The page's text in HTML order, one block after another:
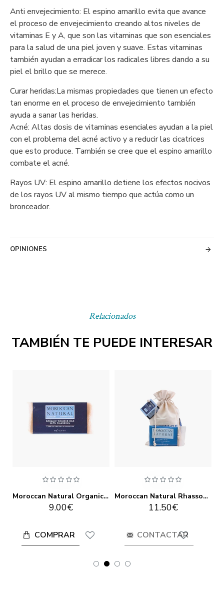
Relacionados
TAMBIÉN TE PUEDE INTERESAR
Moroccan Natural Organic Wonder with Rassoul 100g
9.00€
COMPRAR
Moroccan Natural Rhassoul Clay 250g
11.50€
CONTACTAR
Anti envejecimiento: El espino amarillo evita que avance
el proceso de envejecimiento creando altos niveles de
vitaminas E y A, que son las vitaminas que son esenciales
para la salud de una piel joven y suave. Estas vitaminas
también ayudan a erradicar los radicales libres dando a su
piel el brillo que se merece.
Curar heridas:La mismas propiedades que tienen un efecto
tan enorme en el proceso de envejecimiento también
ayuda a sanar las heridas.
Acné: Altas dosis de vitaminas esenciales ayudan a la piel
con el problema del acné activo y a reducir las cicatrices
que esto produce. También se cree que el espino amarillo
combate el acné.
Rayos UV: El espino amarillo detiene los efectos nocivos
de los rayos UV al mismo tiempo que actúa como un
bronceador.
OPINIONES